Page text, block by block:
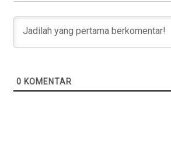
0 KOMENTAR